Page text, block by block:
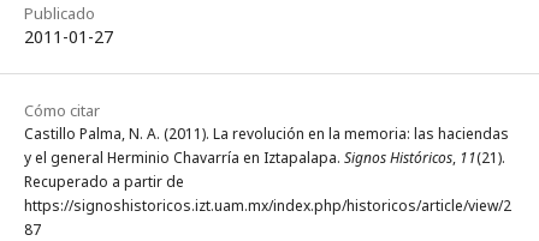
Publicado
2011-01-27
Cómo citar
Castillo Palma, N. A. (2011). La revolución en la memoria: las haciendas
y el general Herminio Chavarría en Iztapalapa. Signos Históricos, 11(21).
Recuperado a partir de
https://signoshistoricos.izt.uam.mx/index.php/historicos/article/view/2
87